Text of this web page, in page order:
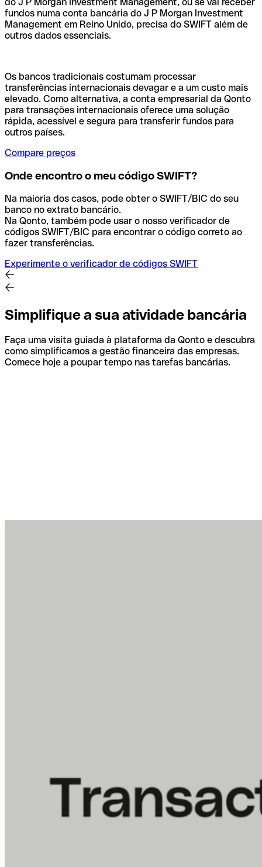
do J P Morgan Investment Management, ou se vai receber
fundos numa conta bancária do J P Morgan Investment
Management em Reino Unido, precisa do SWIFT além de
outros dados essenciais.
Os bancos tradicionais costumam processar
transferências internacionais devagar e a um custo mais
elevado. Como alternativa, a conta empresarial da Qonto
para transações internacionais oferece uma solução
rápida, acessível e segura para transferir fundos para
outros países.
Compare preços
Onde encontro o meu código SWIFT?
Na maioria dos casos, pode obter o SWIFT/BIC do seu
banco no extrato bancário.
Na Qonto, também pode usar o nosso verificador de
códigos SWIFT/BIC para encontrar o código correto ao
fazer transferências.
Experimente o verificador de códigos SWIFT
Simplifique a sua atividade bancária
Faça uma visita guiada à plataforma da Qonto e descubra
como simplificamos a gestão financeira das empresas.
Comece hoje a poupar tempo nas tarefas bancárias.